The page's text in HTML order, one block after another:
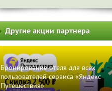
Другие акции партнера
Бронирование отеля для всех
пользователей сервиса «Яндекс
Путешествия»